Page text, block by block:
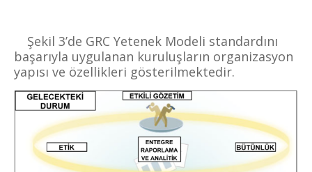
Şekil 3’de GRC Yetenek Modeli standardını
başarıyla uygulanan kuruluşların organizasyon
yapısı ve özellikleri gösterilmektedir.